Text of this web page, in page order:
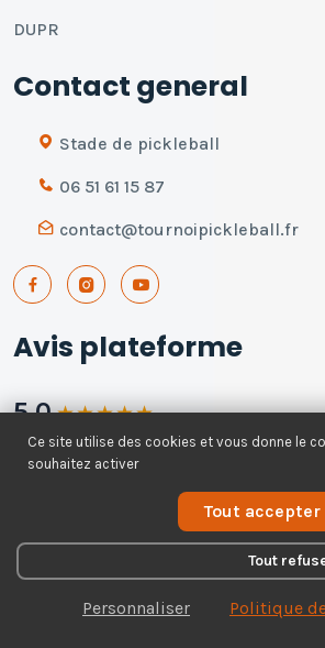
DUPR
Contact general
Stade de pickleball
06 51 61 15 87
contact@tournoipickleball.fr
Avis plateforme
5.0★★★★★
Ce site utilise des cookies et vous donne le
souhaitez activer
Tout accepter
Tout
Personnaliser Politique